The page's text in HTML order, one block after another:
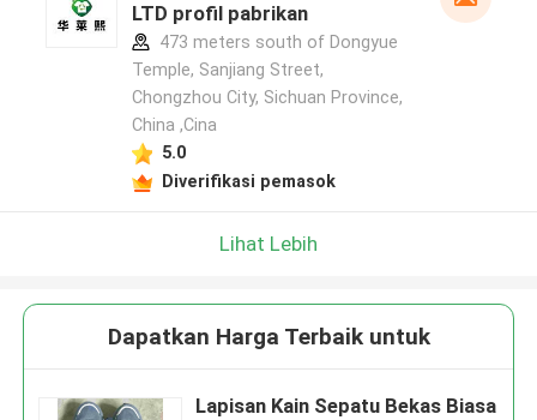
LTD profil pabrikan
473 meters south of Dongyue
Temple, Sanjiang Street,
Chongzhou City, Sichuan Province,
China ,Cina
5.0
Diverifikasi pemasok
Lihat Lebih
Dapatkan Harga Terbaik untuk
Lapisan Kain Sepatu Bekas Biasa